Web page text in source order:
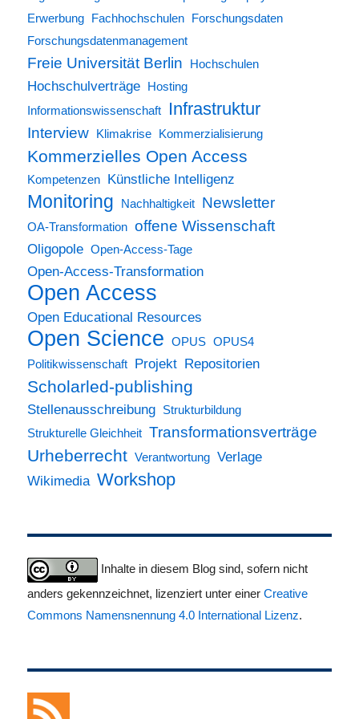
Erwerbung
Fachhochschulen
Forschungsdaten
Forschungsdatenmanagement
Freie Universität Berlin Hochschulen
Hochschulverträge
Hosting
Informationswissenschaft
Infrastruktur
Interview Klimakrise Kommerzialisierung
Kommerzielles Open Access
Kompetenzen Künstliche Intelligenz
Monitoring Nachhaltigkeit Newsletter
OA-Transformation offene Wissenschaft
Oligopole Open-Access-Tage
Open-Access-Transformation
Open Access
Open Educational Resources
Open Science OPUS OPUS4
Politikwissenschaft
Projekt Repositorien
Scholarled-publishing
Stellenausschreibung
Strukturbildung
Strukturelle Gleichheit Transformationsverträge
Urheberrecht Verantwortung Verlage
Wikimedia Workshop
Inhalte in diesem Blog sind, sofern nicht
anders gekennzeichnet, lizenziert unter einerCreative
Commons Namensnennung 4.0 International Lizenz.